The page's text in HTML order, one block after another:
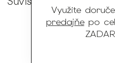
Využite
predajňepo